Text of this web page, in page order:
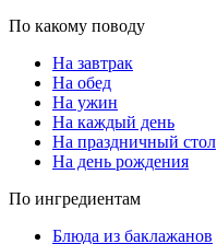
По какому поводу
На завтрак
На обед
На ужин
На каждый день
На праздничный стол
На день рождения
По ингредиентам
Блюда из баклажанов